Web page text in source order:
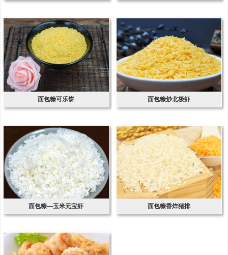
面包糠可乐饼 面包糠炒北极虾
面包糠—玉米元宝虾 面包糠香炸猪排